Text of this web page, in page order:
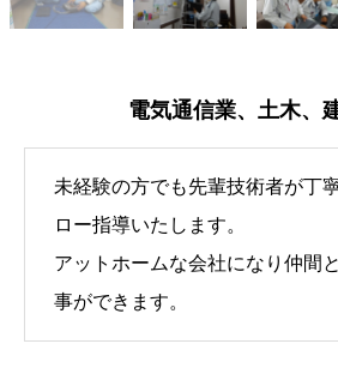
電気通信業、土木、
未経験の方でも先輩技術者が丁
ロー指導いたします。
アットホームな会社になり仲間
事ができます。